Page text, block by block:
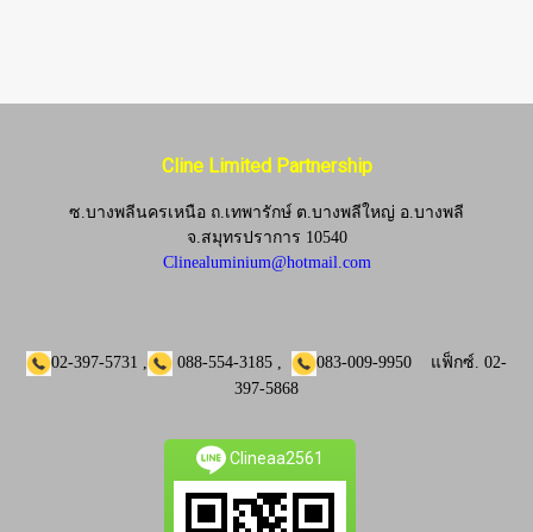
Cline Limited Partnership
ซ.บางพลีนครเหนือ ถ.เทพารักษ์ ต.บางพลีใหญ่ อ.บางพลี
จ.สมุทรปราการ 10540
Clinealuminium@hotmail.com
02-397-5731 , 088-554-3185 , 083-009-9950 แฟ็กซ์. 02-
397-5868
Clineaa2561